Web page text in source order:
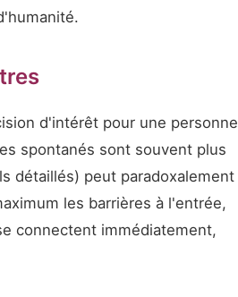
d'intérêt pour une personne
spontanés sont souvent plus
détaillés) peut paradoxalement
les barrières à l'entrée,
connectent immédiatement,